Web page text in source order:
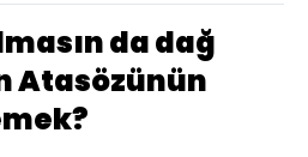
da dağ
Atasözünün